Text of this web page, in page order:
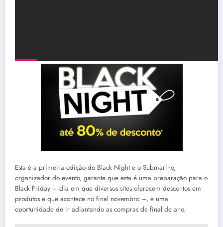
Esta é a primeira edição do Black Night e o Submarino,
organizador do evento, garante que esta é uma preparação para o
Black Friday – dia em que diversos sites oferecem descontos em
produtos e que acontece no final novembro –, e uma
oportunidade de ir adiantando as compras de final de ano.